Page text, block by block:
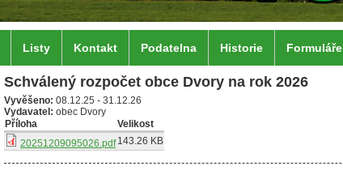
Listy Kontakt Podatelna Historie Formuláře
Schválený rozpočet obce Dvory na rok 2026
Vyvěšeno: 08.12.25 - 31.12.26
Vydavatel: obec Dvory
Příloha
Velikost
20251209095026.pdf 143.26 KB